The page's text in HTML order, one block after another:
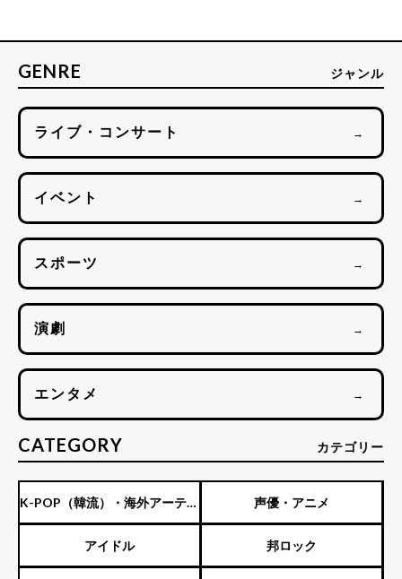
GENRE ジャンル
ライブ・コンサート →
イベント →
スポーツ →
演劇 →
エンタメ →
CATEGORY カテゴリー
K-POP（韓流）・海外アーティ
スト
声優・アニメ
アイドル 邦ロック